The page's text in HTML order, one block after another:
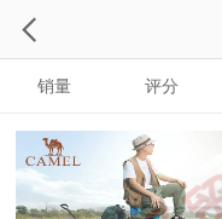
销量 评分